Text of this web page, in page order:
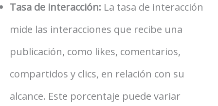
Tasa de interacción: La tasa de interacción
mide las interacciones que recibe una
publicación, como likes, comentarios,
compartidos y clics, en relación con su
alcance. Este porcentaje puede variar